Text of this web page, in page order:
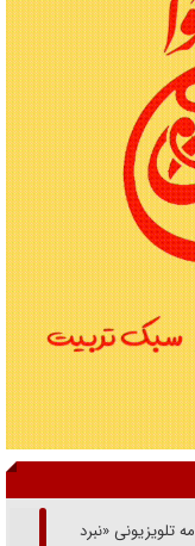
تلویزیونی «نبرد